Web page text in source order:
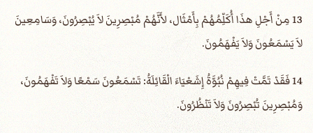
13 مِنْ أَجْلِ هذَا أُكَلِّمُهُمْ بِأَمْثَال، لأَنَّهُمْ مُبْصِرِينَ لاَ يُبْصِرُونَ، وَسَامِعِينَ
لاَ يَسْمَعُونَ وَلاَ يَفْهَمُونَ.
14 فَقَدْ تَمَّتْ فِيهِمْ نُبُوَّةُ إِشَعْيَاءَ الْقَائِلَةُ: تَسْمَعُونَ سَمْعًا وَلاَ تَفْهَمُونَ،
وَمُبْصِرِينَ تُبْصِرُونَ وَلاَ تَنْظُرُونَ.